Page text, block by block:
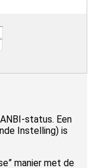
status. Een
Instelling) is
manier met de